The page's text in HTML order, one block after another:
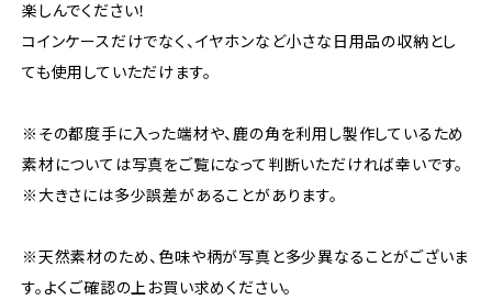
楽しんでください！
コインケースだけでなく、イヤホンなど小さな日用品の収納とし
ても使用していただけます。
※その都度手に入った端材や、鹿の角を利用し製作しているため
素材については写真をご覧になって判断いただければ幸いです。
※大きさには多少誤差があることがあります。
※天然素材のため、色味や柄が写真と多少異なることがございま
す。よくご確認の上お買い求めください。